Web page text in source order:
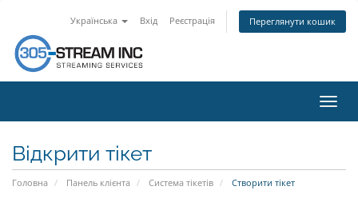
Українська Вхід Реєстрація Переглянути кошик
Відкрити тікет
Головна Панель клієнта Система тікетів Створити тікет